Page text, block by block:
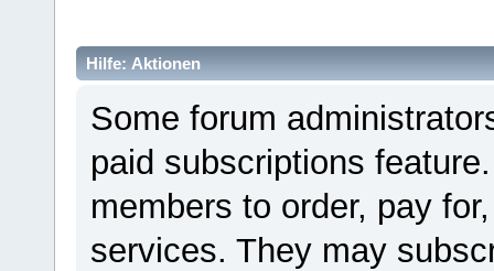
Hilfe: Aktionen
Some forum
paid subscriptions
members to order, pay
services. They may